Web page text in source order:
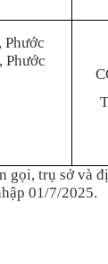
Phước
Phước
gọi, trụ sở
01/7/2025.